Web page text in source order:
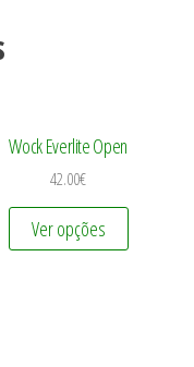
Wock Everlite Open
42.00€
Ver opções